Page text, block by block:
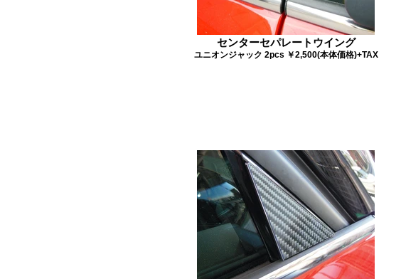
センターセパレートウイング
ユニオンジャック 2pcs ￥2,500(本体価格)+TAX